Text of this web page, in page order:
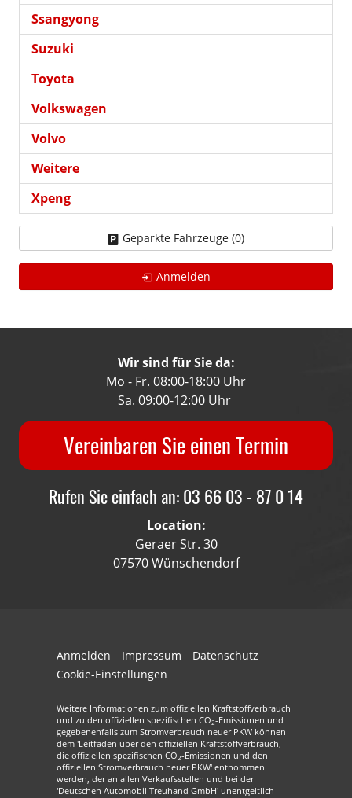
Ssangyong
Suzuki
Toyota
Volkswagen
Volvo
Weitere
Xpeng
Geparkte Fahrzeuge (0)
Anmelden
Wir sind für Sie da:
Mo - Fr. 08:00-18:00 Uhr
Sa. 09:00-12:00 Uhr
Vereinbaren Sie einen Termin
Rufen Sie einfach an: 03 66 03 - 87 0 14
Location:
Geraer Str. 30
07570 Wünschendorf
Anmelden Impressum
Datenschutz
Cookie-Einstellungen
Weitere Informationen zum offiziellen Kraftstoffverbrauch
und zu den offiziellen spezifischen CO2-Emissionen und
gegebenenfalls zum Stromverbrauch neuer PKW können
dem 'Leitfaden über den offiziellen Kraftstoffverbrauch,
die offiziellen spezifischen CO2-Emissionen und den
offiziellen Stromverbrauch neuer PKW' entnommen
werden, der an allen Verkaufsstellen und bei der
'Deutschen Automobil Treuhand GmbH' unentgeltlich